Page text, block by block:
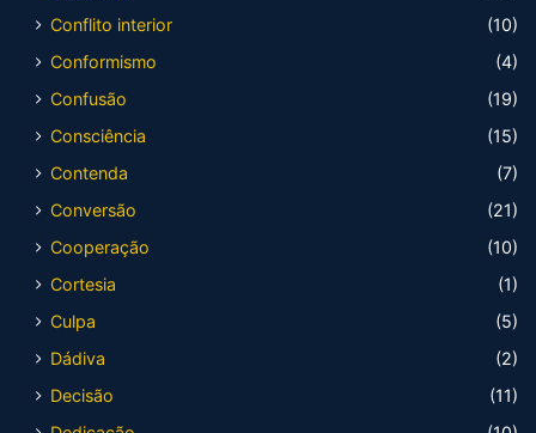
Conflito interior
(10)
Conformismo
(4)
Confusão
(19)
Consciência
(15)
Contenda
(7)
Conversão
(21)
Cooperação
(10)
Cortesia
(1)
Culpa
(5)
Dádiva
(2)
Decisão
(11)